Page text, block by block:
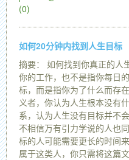
(0)
如何20分钟内找到人生目标
摘要： 如何找到你真正的人
你的工作，也不是指你每日
标，而是指你为了什么而存
义者，你认为人生根本没有
系，认为人生没有目标并不
不相信万有引力学说的人也
标的人可能需要更长的时间
属于这类人，你只需将这篇